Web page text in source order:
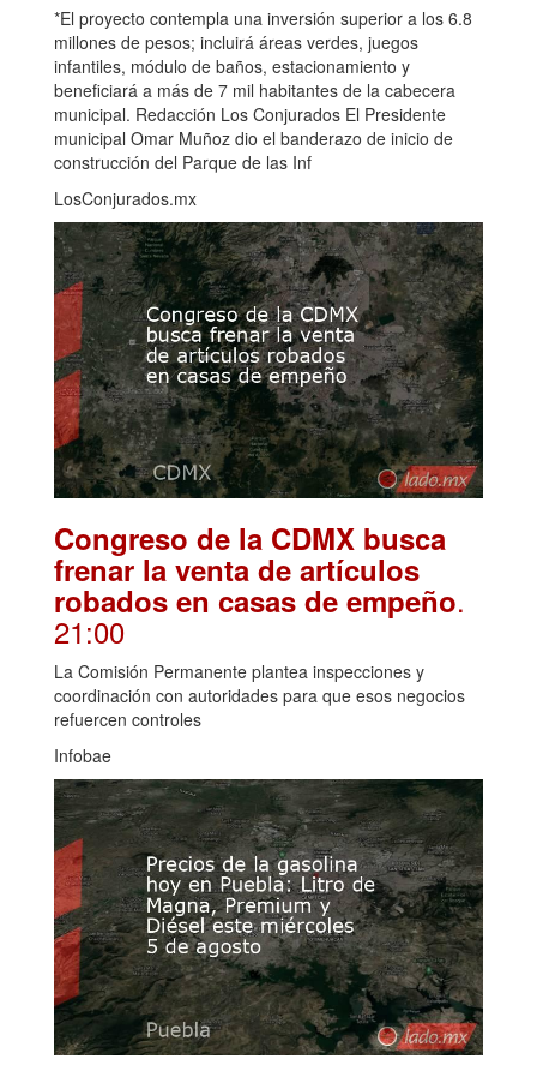
*El proyecto contempla una inversión superior a los 6.8
millones de pesos; incluirá áreas verdes, juegos
infantiles, módulo de baños, estacionamiento y
beneficiará a más de 7 mil habitantes de la cabecera
municipal. Redacción Los Conjurados El Presidente
municipal Omar Muñoz dio el banderazo de inicio de
construcción del Parque de las Inf
LosConjurados.mx
Congreso de la CDMX busca
frenar la venta de artículos
robados en casas de empeño.
21:00
La Comisión Permanente plantea inspecciones y
coordinación con autoridades para que esos negocios
refuercen controles
Infobae